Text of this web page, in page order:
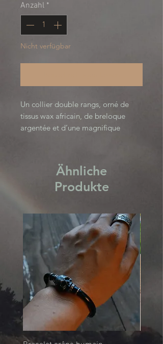
Anzahl *
Nicht verfügbar
Un collier double rangs, orné de
tissus wax africain, de breloque
argentée et d’une magnifique
règle grâce à une chainette.
Black Mamba Collection
Ähnliche
Produkte